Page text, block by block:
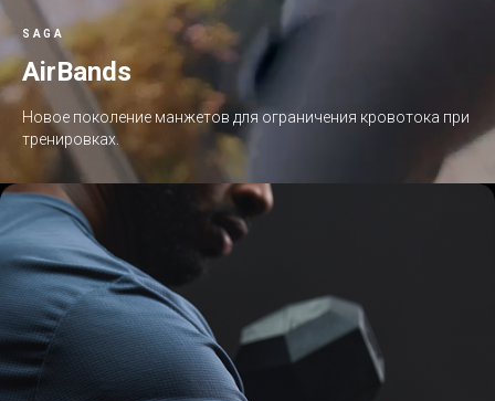
SAGA
AirBands
Новое поколение манжетов для ограничения кровотока при
тренировках.